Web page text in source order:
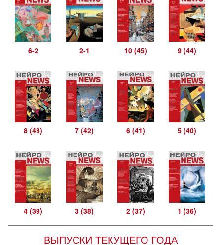
6-2 2-1 10 (45) 9 (44)
8 (43) 7 (42) 6 (41) 5 (40)
4 (39) 3 (38) 2 (37) 1 (36)
ВЫПУСКИ ТЕКУЩЕГО ГОДА